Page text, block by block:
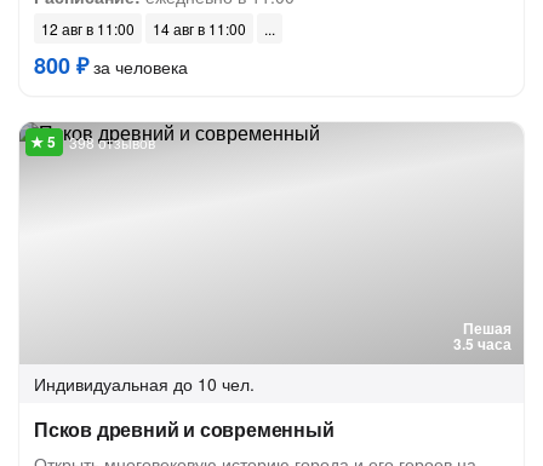
12 авг в 11:00 14 авг в 11:00
800 ₽за человека
Пешая
3.5 часа
398 отзывов
Индивидуальная до 10 чел.
Псков древний и современный